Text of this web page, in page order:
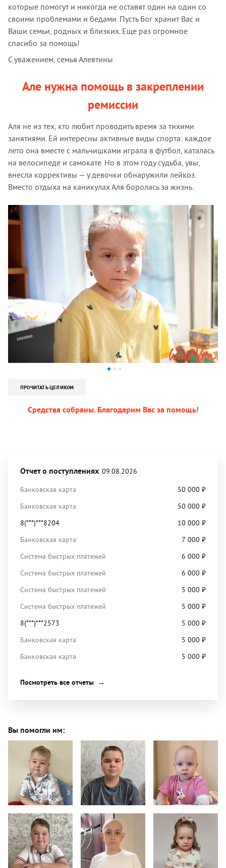
которые помогут и никогда не оставят один на один со
своими проблемами и бедами. Пусть Бог хранит Вас и
Ваши семьи, родных и близких. Еще раз огромное
спасибо за помощь!
С уважением, семья Алевтины
Але нужна помощь в закреплении
ремиссии
Аля не из тех, кто любит проводить время за тихими
занятиями. Ей интересны активные виды спорта: каждое
лето она вместе с мальчишками играла в футбол, каталась
на велосипеде и самокате. Но в этом году судьба, увы,
внесла коррективы — у девочки обнаружили лейкоз.
Вместо отдыха на каникулах Аля боролась за жизнь.
ПРОЧИТАТЬ ЦЕЛИКОМ
Средства собраны. Благодарим Вас за помощь!
Отчет о поступлениях 09.08.2026
Банковская карта
50 000 ₽
Банковская карта
50 000 ₽
8(***)***8204
10 000 ₽
Банковская карта
7 000 ₽
Система быстрых платежей
6 000 ₽
Система быстрых платежей
6 000 ₽
Система быстрых платежей
5 000 ₽
Система быстрых платежей
5 000 ₽
8(***)***2573
5 000 ₽
Банковская карта
5 000 ₽
Банковская карта
5 000 ₽
Посмотреть все отчеты
Вы помогли им: